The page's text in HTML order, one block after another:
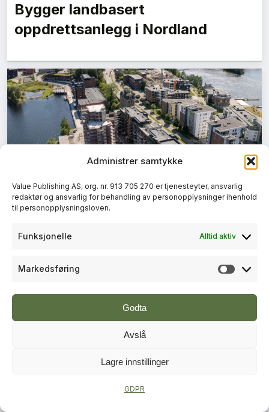
Administrer samtykke
Value Publishing AS, org. nr. 913 705 270 er tjenesteyter, ansvarlig
redaktør og ansvarlig for behandling av personopplysninger ihenhold
til personopplysningsloven.
Funksjonelle Alltid aktiv
Markedsføring
Godta
Avslå
Lagre innstillinger
GDPR
Bygger landbasert
oppdrettsanlegg i Nordland
PLUSS
BYUTVIKLING
Porsgrunn i Norges beste bygrep